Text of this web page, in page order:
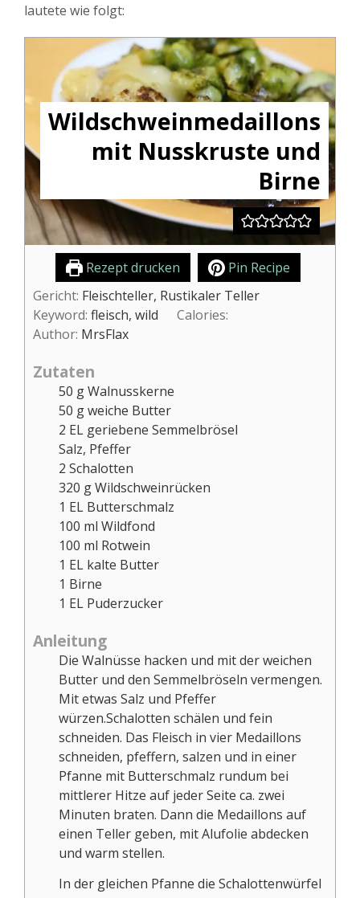
lautete wie folgt:
Wildschweinmedaillons
mit Nusskruste und
Birne
Rezept drucken
Pin Recipe
Gericht: Fleischteller, Rustikaler Teller
Keyword: fleisch, wild
Calories:
Author: MrsFlax
Zutaten
50 gWalnusskerne
50 gweiche Butter
2 EL geriebene Semmelbrösel
Salz, Pfeffer
2 Schalotten
320 gWildschweinrücken
1 EL Butterschmalz
100 ml Wildfond
100 ml Rotwein
1 EL kalte Butter
1 Birne
1 EL Puderzucker
Anleitung
Die Walnüsse hacken und mit der weichen
Butter und den Semmelbröseln vermengen.
Mit etwas Salz und Pfeffer
würzen.Schalotten schälen und fein
schneiden. Das Fleisch in vier Medaillons
schneiden, pfeffern, salzen und in einer
Pfanne mit Butterschmalz rundum bei
mittlerer Hitze auf jeder Seite ca. zwei
Minuten braten. Dann die Medaillons auf
einen Teller geben, mit Alufolie abdecken
und warm stellen.
In der gleichen Pfanne die Schalottenwürfel